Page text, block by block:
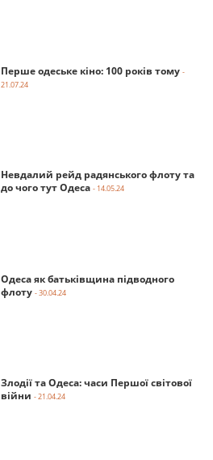
Перше одеське кіно: 100 років тому -
21.07.24
Невдалий рейд радянського флоту та
до чого тут Одеса - 14.05.24
Одеса як батьківщина підводного
флоту - 30.04.24
Злодії та Одеса: часи Першої світової
війни - 21.04.24